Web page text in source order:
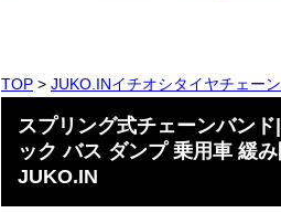
TOP > JUKO.INイチオシタイヤチェーン
スプリング式チェーンバン
ック バス ダンプ 乗用車 緩
JUKO.IN